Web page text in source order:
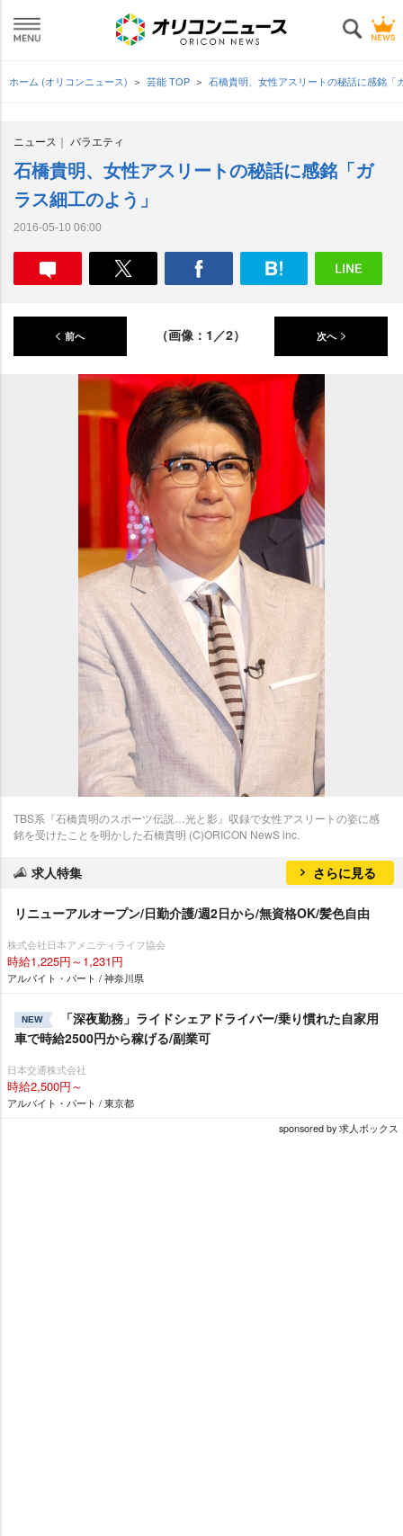
ホーム (オリコンニュース) 芸能 TOP 石橋貴明、女性アスリートの秘話に感銘「
ニュース バラエティ
石橋貴明、女性アスリートの秘話に感銘「ガ
ラス細工のよう」
2016-05-10 06:00
前へ （画像：1／2） 次へ
TBS系『石橋貴明のスポーツ伝説…光と影』収録で女性アスリートの姿に感
銘を受けたことを明かした石橋貴明 (C)ORICON NewS inc.
求人特集 さらに見る
リニューアルオープン/日勤介護/週2日から/無資格OK/髪色自由
株式会社日本アメニティライフ協会
時給1,225円～1,231円
アルバイト・パート / 神奈川県
NEW
「深夜勤務」ライドシェアドライバー/乗り慣れた自家用
車で時給2500円から稼げる/副業可
日本交通株式会社
時給2,500円～
アルバイト・パート / 東京都
sponsored by 求人ボックス